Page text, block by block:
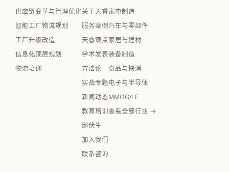
供应链变革与管理优化
智能工厂物流规划
工厂升级改造
信息化顶层规划
物流培训
关于天睿
服务案例
天睿观点
学术发表
方法论
实战专题
新闻动态
教育培训
邱伏生
加入我们
联系咨询
家电制造
汽车与零部件
家居与建材
装备制造
食品与快消
电子与半导体
MMOG/LE
查看全部行业 →